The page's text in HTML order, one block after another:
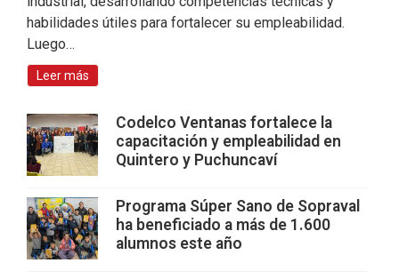
habilidades útiles para fortalecer su empleabilidad.
Luego…
Leer más
Codelco Ventanas fortalece la
capacitación y empleabilidad en
Quintero y Puchuncaví
Programa Súper Sano de Sopraval
ha beneficiado a más de 1.600
alumnos este año